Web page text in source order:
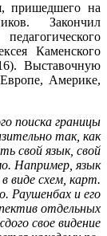
пришедшего на
Закончил
Каменского
Выставочную
Америке,
поиска границы
так, как
свой язык, свой
Например, язык
виде схем, карт.
Раушенбах и его
отдельных
свое видение